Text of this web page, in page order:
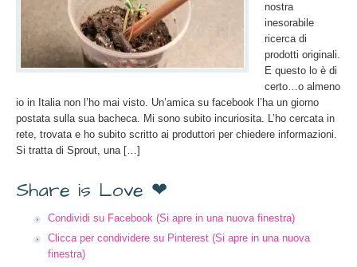
nostra
inesorabile
ricerca di
prodotti originali.
E questo lo è di
certo…o almeno
io in Italia non l’ho mai visto. Un’amica su facebook l’ha un giorno
postata sulla sua bacheca. Mi sono subito incuriosita. L’ho cercata in
rete, trovata e ho subito scritto ai produttori per chiedere informazioni.
Si tratta di Sprout, una […]
Share is Love ❤
Condividi su Facebook (Si apre in una nuova finestra)
Clicca per condividere su Pinterest (Si apre in una nuova
finestra)